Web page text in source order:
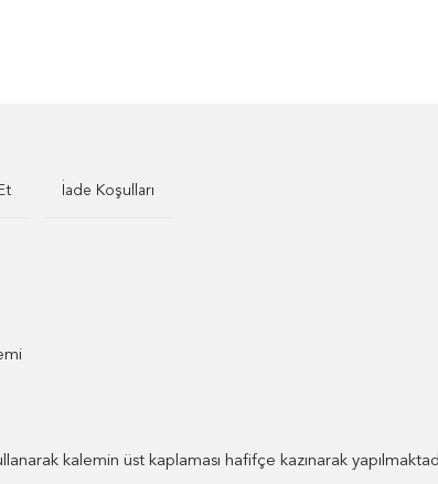
İade Koşulları
kalemin üst kaplaması hafifçe kazınarak